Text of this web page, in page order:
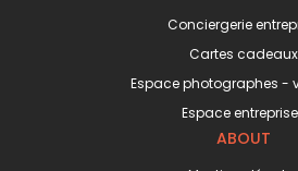
Conciergerie
Cartes cadeaux
Espace photographes -
Espace
ABOUT